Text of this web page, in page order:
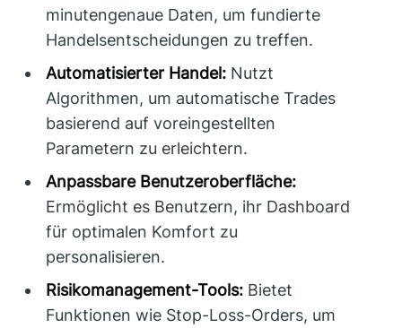
minutengenaue Daten, um fundierte
Handelsentscheidungen zu treffen.
Automatisierter Handel: Nutzt
Algorithmen, um automatische Trades
basierend auf voreingestellten
Parametern zu erleichtern.
Anpassbare Benutzeroberfläche:
Ermöglicht es Benutzern, ihr Dashboard
für optimalen Komfort zu
personalisieren.
Risikomanagement-Tools: Bietet
Funktionen wie Stop-Loss-Orders, um